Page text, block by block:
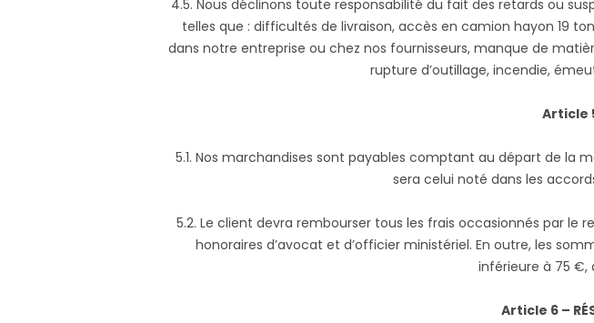
4.5. Nous déclinons toute responsabilité du fait des retards ou
telles que : difficultés de livraison, accès en camion hayon 19
dans notre entreprise ou chez nos fournisseurs, manque de
rupture d’outillage, incendie,
Article
5.1. Nos marchandises sont payables comptant au départ de la
sera celui noté dans les
5.2. Le client devra rembourser tous les frais occasionnés par
honoraires d’avocat et d’officier ministériel. En outre, les
inférieure à 75 €,
Article 6 –